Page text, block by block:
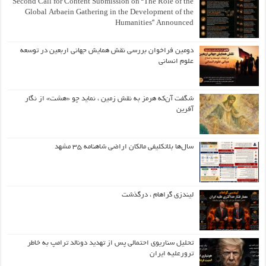
Second Call for Content Submission on “The Role of the
Global Arbaein Gathering in the Development of the
Humanities” Announced
دومین فراخوان بررسی نقش همایش جهانی اربعین در توسعه
علوم انسانی
شگفت آن‌که هرمز به نقش زمین ، نماید چو «هشت» از نگار
آفرین
سال‌ها بلاتکلیفی مالکان اراضی شاهنامه ۳۵ مشهد
لیندزی گراهام ، درگذشت
تحلیل سناریوی احتمالی پس از تهدید دونالد ترامپ به خاطر
ترورعلیه ایران